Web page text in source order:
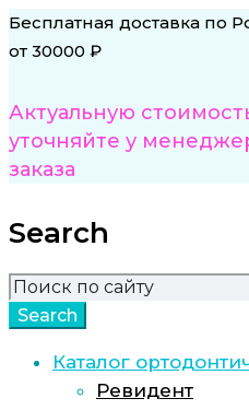
Бесплатная доставка по
от 30000 ₽
Актуальную
уточняйте у
заказа
Search
Каталог
Ревидент